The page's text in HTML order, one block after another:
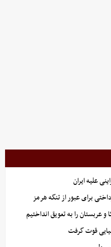
علیه ایران
برای عبور از تنگه هرمز
عربستان را به تعویق انداختیم
قوت گرفت